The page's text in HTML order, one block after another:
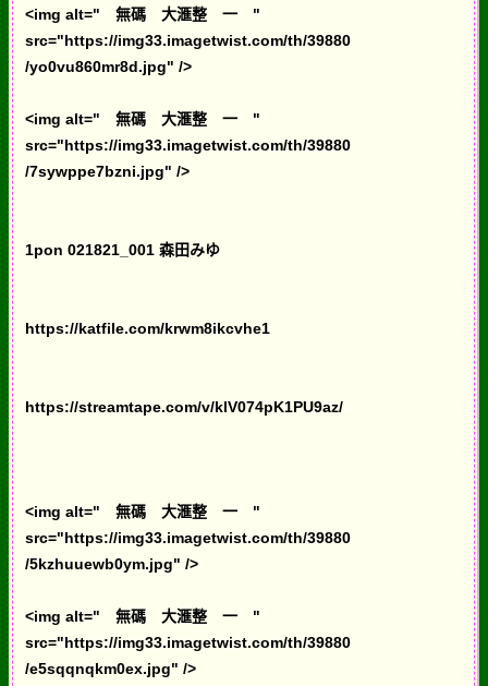
<img alt=" 無碼 大滙整 一 "
src="https://img33.imagetwist.com/th/39880
/yo0vu860mr8d.jpg" />
<img alt=" 無碼 大滙整 一 "
src="https://img33.imagetwist.com/th/39880
/7sywppe7bzni.jpg" />
1pon 021821_001 森田みゆ
https://katfile.com/krwm8ikcvhe1
https://streamtape.com/v/klV074pK1PU9az/
<img alt=" 無碼 大滙整 一 "
src="https://img33.imagetwist.com/th/39880
/5kzhuuewb0ym.jpg" />
<img alt=" 無碼 大滙整 一 "
src="https://img33.imagetwist.com/th/39880
/e5sqqnqkm0ex.jpg" />